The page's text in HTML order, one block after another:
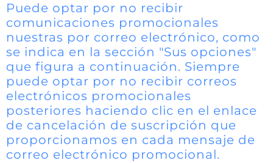
Puede optar por no recibir
comunicaciones promocionales
nuestras por correo electrónico, como
se indica en la sección "Sus opciones"
que figura a continuación. Siempre
puede optar por no recibir correos
electrónicos promocionales
posteriores haciendo clic en el enlace
de cancelación de suscripción que
proporcionamos en cada mensaje de
correo electrónico promocional.